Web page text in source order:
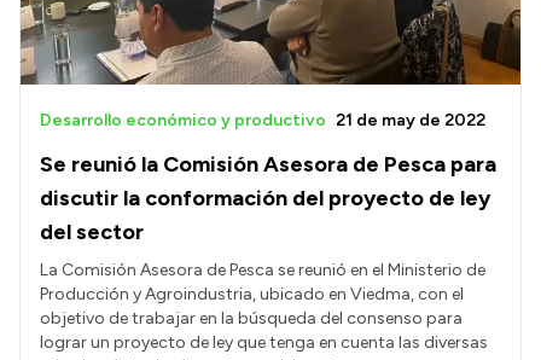
Se reunió la Comisión Asesora de Pesca para
discutir la conformación del proyecto de ley
del sector
Desarrollo económico y productivo 21 de may de 2022
La Comisión Asesora de Pesca se reunió en el Ministerio de
Producción y Agroindustria, ubicado en Viedma, con el
objetivo de trabajar en la búsqueda del consenso para
lograr un proyecto de ley que tenga en cuenta las diversas